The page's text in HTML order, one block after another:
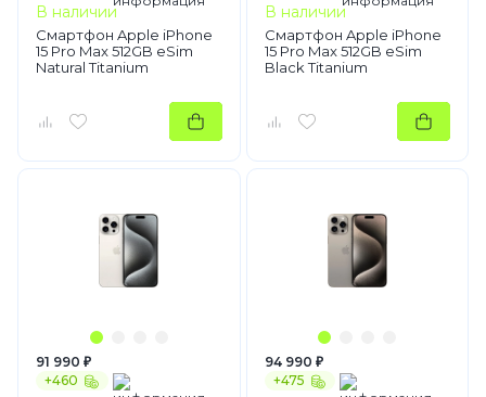
В наличии
Смартфон Apple iPhone
15 Pro Max 512GB eSim
Natural Titanium
В наличии
Смартфон Apple iPhone
15 Pro Max 512GB eSim
Black Titanium
91 990 ₽
+460
94 990 ₽
+475